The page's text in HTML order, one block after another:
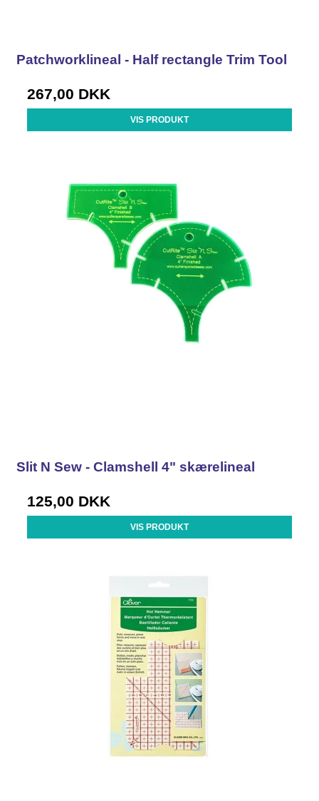
Patchworklineal - Half rectangle Trim Tool
267,00 DKK
VIS PRODUKT
Slit N Sew - Clamshell 4" skærelineal
125,00 DKK
VIS PRODUKT